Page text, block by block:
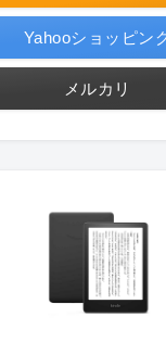
Yahooショッピン
メルカリ